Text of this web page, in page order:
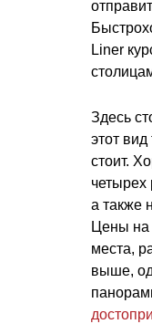
Liner
Здесь
этот
стоит.
четырех
а также
Цены на
места,
выше,